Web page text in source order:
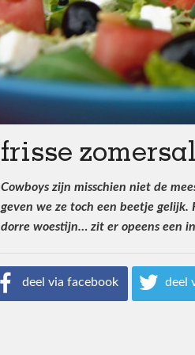
frisse
Cowboys zijn misschien niet de
geven we ze toch een beetje gelijk.
dorre woestijn… zit er opeens een
deel via facebook deel